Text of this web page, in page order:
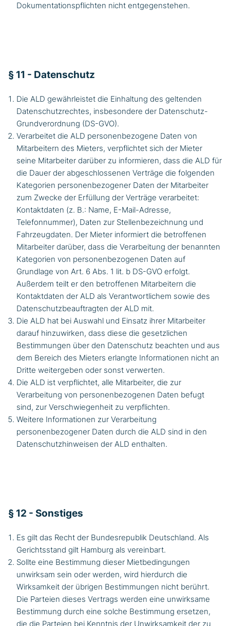
Dokumentationspflichten nicht entgegenstehen.
§ 11 - Datenschutz
Die ALD gewährleistet die Einhaltung des geltenden
Datenschutzrechtes, insbesondere der Datenschutz-
Grundverordnung (DS-GVO).
Verarbeitet die ALD personenbezogene Daten von
Mitarbeitern des Mieters, verpflichtet sich der Mieter
seine Mitarbeiter darüber zu informieren, dass die ALD für
die Dauer der abgeschlossenen Verträge die folgenden
Kategorien personenbezogener Daten der Mitarbeiter
zum Zwecke der Erfüllung der Verträge verarbeitet:
Kontaktdaten (z. B.: Name, E-Mail-Adresse,
Telefonnummer), Daten zur Stellenbezeichnung und
Fahrzeugdaten. Der Mieter informiert die betroffenen
Mitarbeiter darüber, dass die Verarbeitung der benannten
Kategorien von personenbezogenen Daten auf
Grundlage von Art. 6 Abs. 1 lit. b DS-GVO erfolgt.
Außerdem teilt er den betroffenen Mitarbeitern die
Kontaktdaten der ALD als Verantwortlichem sowie des
Datenschutzbeauftragten der ALD mit.
Die ALD hat bei Auswahl und Einsatz ihrer Mitarbeiter
darauf hinzuwirken, dass diese die gesetzlichen
Bestimmungen über den Datenschutz beachten und aus
dem Bereich des Mieters erlangte Informationen nicht an
Dritte weitergeben oder sonst verwerten.
Die ALD ist verpflichtet, alle Mitarbeiter, die zur
Verarbeitung von personenbezogenen Daten befugt
sind, zur Verschwiegenheit zu verpflichten.
Weitere Informationen zur Verarbeitung
personenbezogener Daten durch die ALD sind in den
Datenschutzhinweisen der ALD enthalten.
§ 12 - Sonstiges
Es gilt das Recht der Bundesrepublik Deutschland. Als
Gerichtsstand gilt Hamburg als vereinbart.
Sollte eine Bestimmung dieser Mietbedingungen
unwirksam sein oder werden, wird hierdurch die
Wirksamkeit der übrigen Bestimmungen nicht berührt.
Die Parteien dieses Vertrags werden eine unwirksame
Bestimmung durch eine solche Bestimmung ersetzen,
die die Parteien bei Kenntnis der Unwirksamkeit der zu